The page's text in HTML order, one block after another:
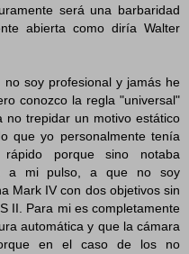
será una barbaridad
abierta como diría Walter
soy profesional y jamás he
conozco la regla "universal"
no trepidar un motivo estático
que yo personalmente tenía
porque sino notaba
a mi pulso, a que no soy
Mark IV con dos objetivos sin
II. Para mi es completamente
automática y que la cámara
en el caso de los no